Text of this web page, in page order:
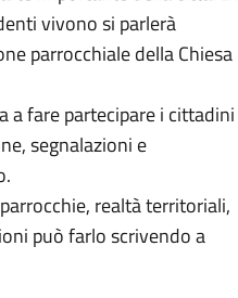
vivono si parlerà
parrocchiale della Chiesa
a fare partecipare i cittadini
segnalazioni e
realtà territoriali,
può farlo scrivendo a